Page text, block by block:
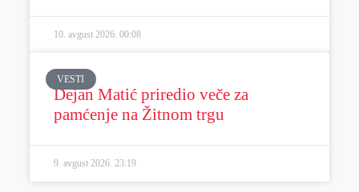
10. avgust 2026. 00:08
VESTI
Dejan Matić priredio veče za
pamćenje na Žitnom trgu
9. avgust 2026. 23:19